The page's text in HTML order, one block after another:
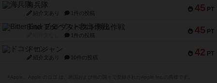
45 PT
海兵隊
紹介文あり 1件の投稿
45 PT
Bitter End ブタペスト救出作戦
1件の投稿
42 PT
ドコジャン
紹介文あり 10件の投稿